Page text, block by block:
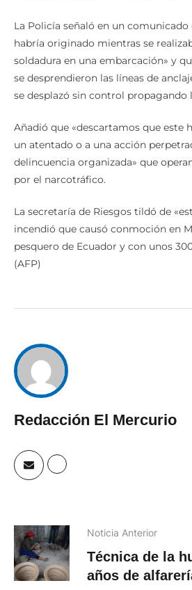
La Policía señaló en un comunicado
habría originado mientras se
soldadura en una embarcación» y
se desprendieron las líneas de
se desplazó sin control propagando
Añadió que «descartamos que este
un atentado o a una acción
delincuencia organizada» que
por el narcotráfico.
La secretaría de Riesgos tildó de
incendió que causó conmoción en
pesquero de Ecuador y con unos
(AFP)
Redacción El Mercurio
Noticia Anterior
Técnica de la
años de